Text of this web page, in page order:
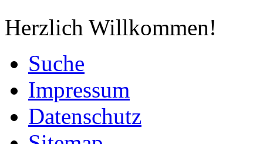
Herzlich Willkommen!
Suche
Impressum
Datenschutz